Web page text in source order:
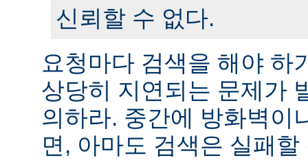
신뢰할 수 없다.
요청마다 검색을 해야 하
상당히 지연되는 문제가
의하라. 중간에 방화벽이
면, 아마도 검색은 실패